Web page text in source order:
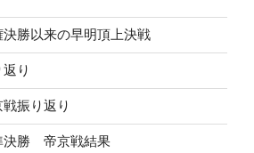
勝以来の早明頂上決戦
り
振り返り
決勝 帝京戦結果